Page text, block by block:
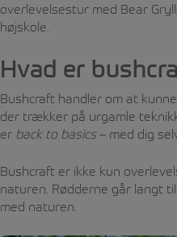
overlevelsestur med Bear
højskole.
Hvad er
Bushcraft handler om at
der trækker på urgamle
er back to basics– med dig
Bushcraft er ikke kun
naturen. Rødderne går langt
med naturen.